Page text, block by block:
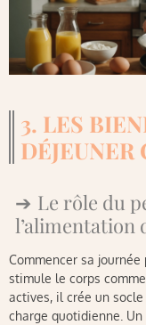
3. LES
Le rôle du
l’alimentation
Commencer sa
stimule le corps
actives, il crée un
charge quotidienne.